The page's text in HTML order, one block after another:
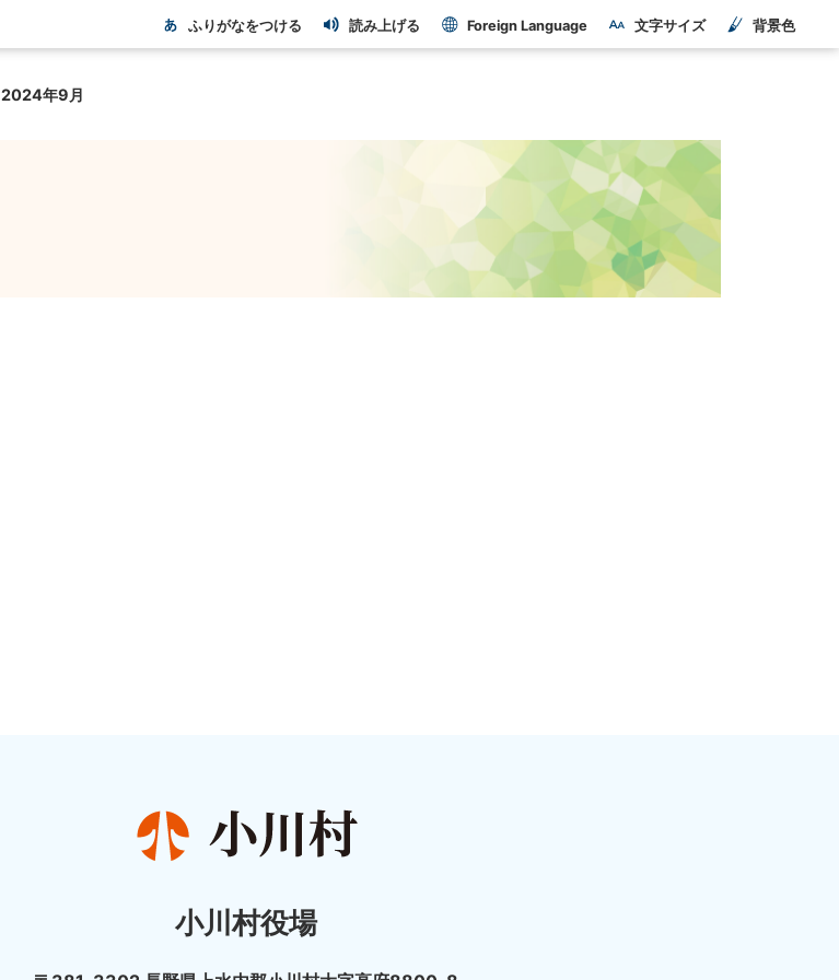
ふりがなをつける 読み上げる Foreign Language 文字サイズ 背景色
2024年9月
小川村役場